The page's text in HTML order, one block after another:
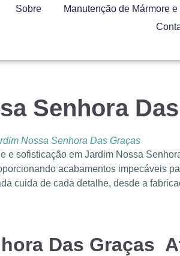
Sobre Manutenção de Mármore e
Senhora
Nossa Senhora Das Graças
sofisticação em Jardim Nossa
acabamentos impecáveis
cuida de cada detalhe, desde a
Das Graças